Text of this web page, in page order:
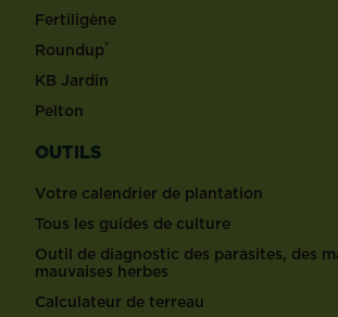
Fertiligène
Roundup®
KB Jardin
Pelton
OUTILS
Votre calendrier de plantation
Tous les guides de culture
Outil de diagnostic des parasites, des
mauvaises herbes
Calculateur de terreau